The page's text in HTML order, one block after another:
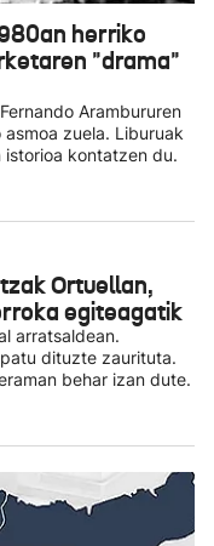
herriko
"drama"
Arambururen
zuela. Liburuak
kontatzen du.
Ortuellan,
egiteagatik
arratsaldean.
dituzte zaurituta.
behar izan dute.